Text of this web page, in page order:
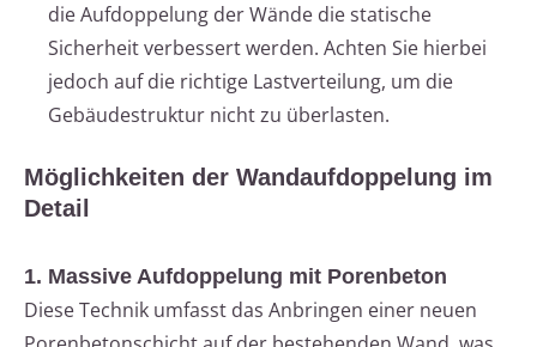
die Aufdoppelung der Wände die statische
Sicherheit verbessert werden. Achten Sie hierbei
jedoch auf die richtige Lastverteilung, um die
Gebäudestruktur nicht zu überlasten.
Möglichkeiten der Wandaufdoppelung im
Detail
1. Massive Aufdoppelung mit Porenbeton
Diese Technik umfasst das Anbringen einer neuen